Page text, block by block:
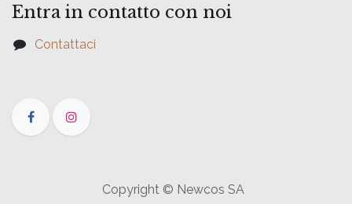
Entra in contatto con noi
Contattaci
Copyright © Newcos SA